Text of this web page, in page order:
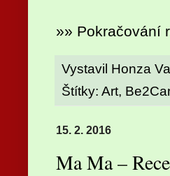
»» Pokračování
Vystavil Honza
Štítky: Art,
15. 2. 2016
Ma Ma –